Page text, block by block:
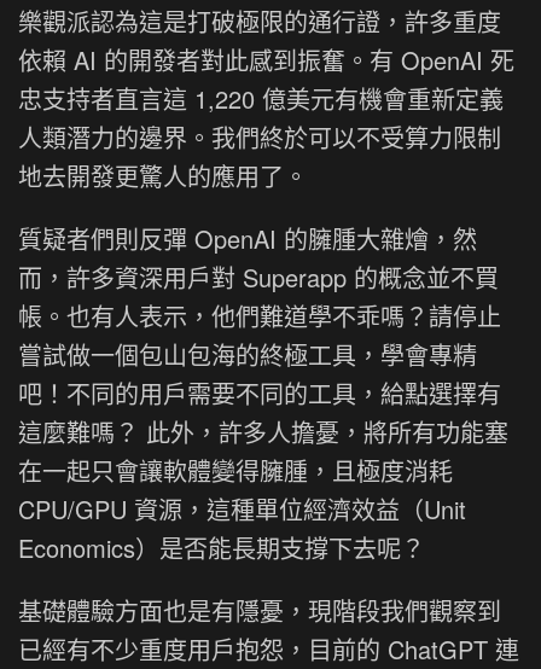
樂觀派認為這是打破極限的通行證，許多重度
依賴 AI 的開發者對此感到振奮。有 OpenAI 死
忠支持者直言這 1,220 億美元有機會重新定義
人類潛力的邊界。我們終於可以不受算力限制
地去開發更驚人的應用了。
質疑者們則反彈 OpenAI 的臃腫大雜燴，然
而，許多資深用戶對 Superapp 的概念並不買
帳。也有人表示，他們難道學不乖嗎？請停止
嘗試做一個包山包海的終極工具，學會專精
吧！不同的用戶需要不同的工具，給點選擇有
這麼難嗎？ 此外，許多人擔憂，將所有功能塞
在一起只會讓軟體變得臃腫，且極度消耗
CPU/GPU 資源，這種單位經濟效益（Unit
Economics）是否能長期支撐下去呢？
基礎體驗方面也是有隱憂，現階段我們觀察到
已經有不少重度用戶抱怨，目前的 ChatGPT 連